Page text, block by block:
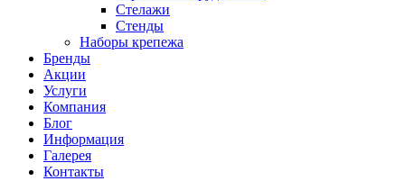
Стелажи
Стенды
Наборы крепежа
Бренды
Акции
Услуги
Компания
Блог
Информация
Галерея
Контакты